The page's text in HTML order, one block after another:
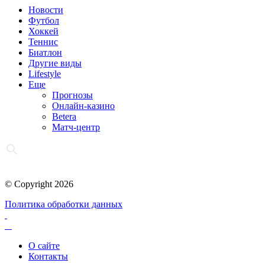
Новости
Футбол
Хоккей
Теннис
Биатлон
Другие виды
Lifestyle
Еще
Прогнозы
Онлайн-казино
Betera
Матч-центр
© Copyright 2026
Политика обработки данных
О сайте
Контакты